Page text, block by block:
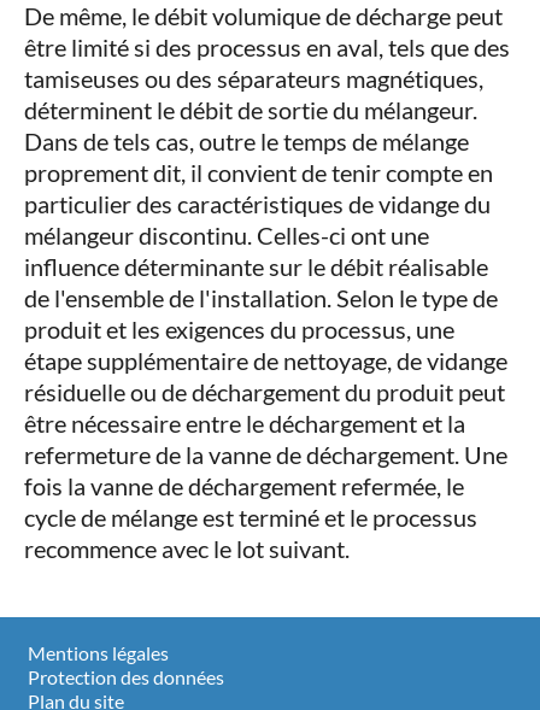
De même, le débit volumique de décharge peut
être limité si des processus en aval, tels que des
tamiseuses ou des séparateurs magnétiques,
déterminent le débit de sortie du mélangeur.
Dans de tels cas, outre le temps de mélange
proprement dit, il convient de tenir compte en
particulier des caractéristiques de vidange du
mélangeur discontinu. Celles-ci ont une
influence déterminante sur le débit réalisable
de l'ensemble de l'installation. Selon le type de
produit et les exigences du processus, une
étape supplémentaire de nettoyage, de vidange
résiduelle ou de déchargement du produit peut
être nécessaire entre le déchargement et la
refermeture de la vanne de déchargement. Une
fois la vanne de déchargement refermée, le
cycle de mélange est terminé et le processus
recommence avec le lot suivant.
Mentions légales
Protection des données
Plan du site